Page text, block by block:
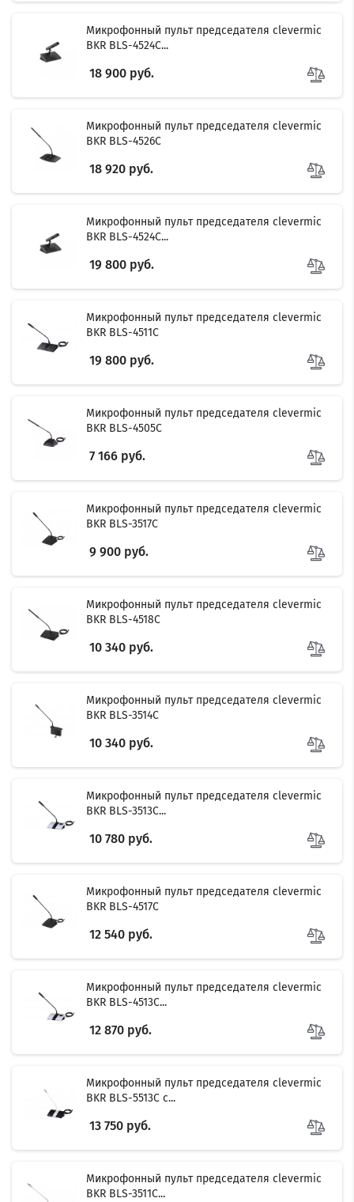
Микрофонный пульт председателя clevermic
BKR BLS-4524C...
18 900 руб.
Микрофонный пульт председателя clevermic
BKR BLS-4526C
18 920 руб.
Микрофонный пульт председателя clevermic
BKR BLS-4524C...
19 800 руб.
Микрофонный пульт председателя clevermic
BKR BLS-4511C
19 800 руб.
Микрофонный пульт председателя clevermic
BKR BLS-4505C
7 166 руб.
Микрофонный пульт председателя clevermic
BKR BLS-3517C
9 900 руб.
Микрофонный пульт председателя clevermic
BKR BLS-4518C
10 340 руб.
Микрофонный пульт председателя clevermic
BKR BLS-3514C
10 340 руб.
Микрофонный пульт председателя clevermic
BKR BLS-3513C...
10 780 руб.
Микрофонный пульт председателя clevermic
BKR BLS-4517C
12 540 руб.
Микрофонный пульт председателя clevermic
BKR BLS-4513C...
12 870 руб.
Микрофонный пульт председателя clevermic
BKR BLS-5513C с...
13 750 руб.
Микрофонный пульт председателя clevermic
BKR BLS-3511C...